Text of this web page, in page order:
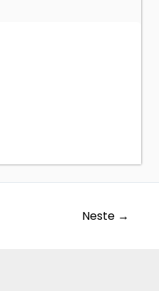
Neste →